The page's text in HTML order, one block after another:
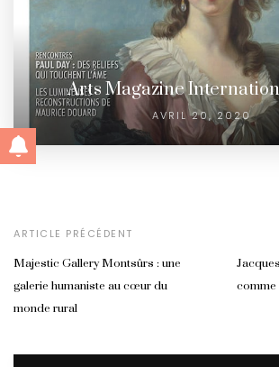
Arts Magazine
AVRIL 20, 2020
ARTICLE PRÉCÉDENT
Majestic Gallery Montsûrs : une
galerie humaniste au cœur du
monde rural
comme